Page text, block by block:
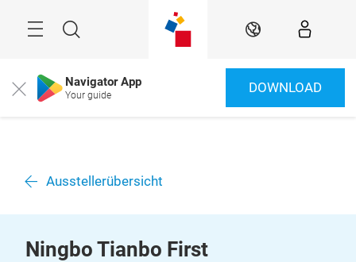
Suche DE
Close Navigator App
Your guide DOWNLOAD
Ausstellerübersicht
Ningbo Tianbo First